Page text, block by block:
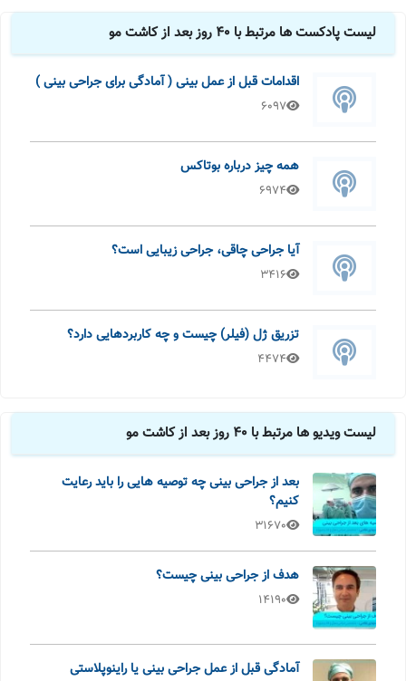
لیست پادکست ها مرتبط با 40 روز بعد از کاشت مو
اقدامات قبل از عمل بینی ( آمادگی برای جراحی بینی )
6097
همه چیز درباره بوتاکس
6974
آیا جراحی چاقی، جراحی زیبایی است؟
3416
تزریق ژل (فیلر) چیست و چه کاربردهایی دارد؟
4474
لیست ویدیو ها مرتبط با 40 روز بعد از کاشت مو
بعد از جراحی بینی چه توصیه هایی را باید رعایت
کنیم؟
31670
هدف از جراحی بینی چیست؟
14190
آمادگی قبل از عمل جراحی بینی یا راینوپلاستی